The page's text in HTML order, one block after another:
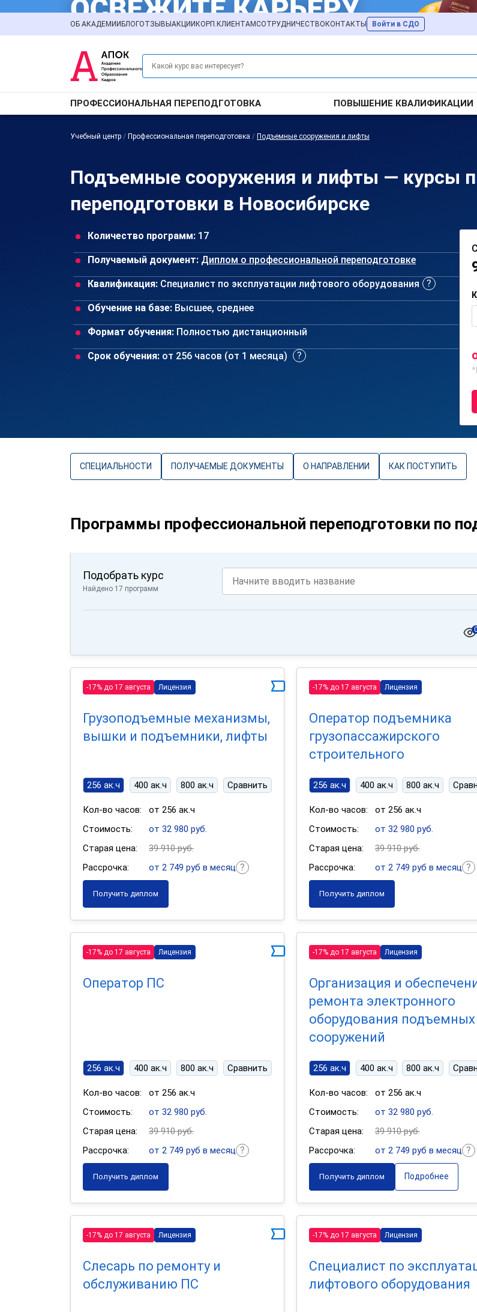
ОБ АКАДЕМИИ БЛОГОТЗЫВЫ АКЦИИ КОРП.КЛИЕНТАМСОТРУДНИЧЕСТВО КОНТАКТЫ Войти в СДО
ПРОФЕССИОНАЛЬНАЯ ПЕРЕПОДГОТОВКА ПОВЫШЕНИЕ КВАЛИФИКАЦИИ
Учебный центр / Профессиональная переподготовка / Подъемные сооружения и лифты
Подъемные сооружения и лифты — курсы
переподготовки в Новосибирске
Количество программ: 17
Получаемый документ: Диплом о профессиональной переподготовке
Квалификация: Специалист по эксплуатации лифтового оборудования
Обучение на базе: Высшее, среднее
Формат обучения: Полностью дистанционный
Срок обучения: от 256 часов (от 1 месяца)
СПЕЦИАЛЬНОСТИ ПОЛУЧАЕМЫЕ ДОКУМЕНТЫ О НАПРАВЛЕНИИ КАК ПОСТУПИТЬ
Программы профессиональной переподготовки по
Подобрать курс
Найдено 17 программ
0
-17% до 17 августа Лицензия
Грузоподъемные механизмы,
вышки и подъемники, лифты
256 ак.ч 400 ак.ч 800 ак.ч Сравнить
Кол-во часов:
от 256 ак.ч
Стоимость:
от 32 980 руб.
Старая цена:
39 910 руб.
Рассрочка:
от 2 749 руб в месяц
Получить диплом
-17% до 17 августа Лицензия
Оператор подъемника
грузопассажирского
строительного
256 ак.ч 400 ак.ч 800 ак.ч
Кол-во часов:
от 256 ак.ч
Стоимость:
от 32 980 руб.
Старая цена:
39 910 руб.
Рассрочка:
от 2 749 руб в месяц
Получить диплом
-17% до 17 августа Лицензия
Оператор ПС
256 ак.ч 400 ак.ч 800 ак.ч Сравнить
Кол-во часов:
от 256 ак.ч
Стоимость:
от 32 980 руб.
Старая цена:
39 910 руб.
Рассрочка:
от 2 749 руб в месяц
Получить диплом
-17% до 17 августа Лицензия
Организация и
ремонта электронного
оборудования подъемных
сооружений
256 ак.ч 400 ак.ч 800 ак.ч
Кол-во часов:
от 256 ак.ч
Стоимость:
от 32 980 руб.
Старая цена:
39 910 руб.
Рассрочка:
от 2 749 руб в месяц
Получить диплом Подробнее
-17% до 17 августа Лицензия
Слесарь по ремонту и
обслуживанию ПС
-17% до 17 августа Лицензия
Специалист по
лифтового оборудования